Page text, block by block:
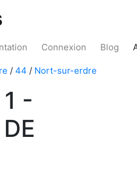
Connexion Blog
/ 44 / Nort-sur-erdre
-